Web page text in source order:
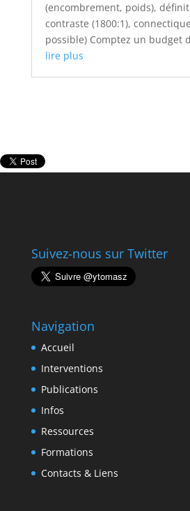
(encombrement, poids),
contraste (1800:1),
possible) Comptez un budget
lire plus
Suivez-nous sur Twitter
Navigation
Accueil
Interventions
Publications
Infos
Ressources
Formations
Contacts & Liens